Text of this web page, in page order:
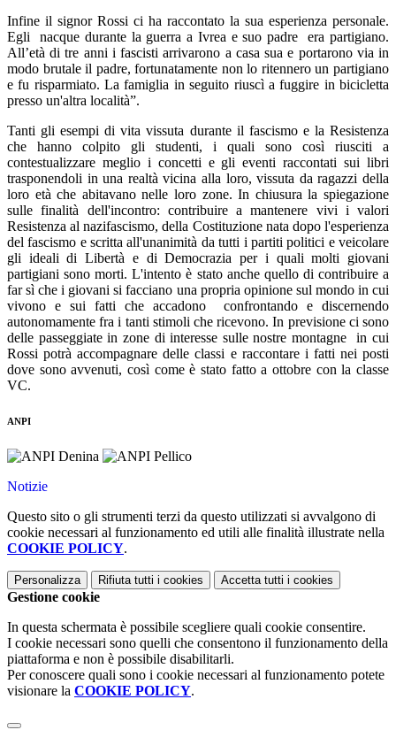
Infine il signor Rossi ci ha raccontato la sua esperienza personale.
Egli nacque durante la guerra a Ivrea e suo padre era partigiano.
All’età di tre anni i fascisti arrivarono a casa sua e portarono via in
modo brutale il padre, fortunatamente non lo ritennero un partigiano
e fu risparmiato. La famiglia in seguito riuscì a fuggire in bicicletta
presso un'altra località”.
Tanti gli esempi di vita vissuta durante il fascismo e la Resistenza
che hanno colpito gli studenti, i quali sono così riusciti a
contestualizzare meglio i concetti e gli eventi raccontati sui libri
trasponendoli in una realtà vicina alla loro, vissuta da ragazzi della
loro età che abitavano nelle loro zone. In chiusura la spiegazione
sulle finalità dell'incontro: contribuire a mantenere vivi i valori
Resistenza al nazifascismo, della Costituzione nata dopo l'esperienza
del fascismo e scritta all'unanimità da tutti i partiti politici e veicolare
gli ideali di Libertà e di Democrazia per i quali molti giovani
partigiani sono morti. L'intento è stato anche quello di contribuire a
far sì che i giovani si facciano una propria opinione sul mondo in cui
vivono e sui fatti che accadono confrontando e discernendo
autonomamente fra i tanti stimoli che ricevono. In previsione ci sono
delle passeggiate in zone di interesse sulle nostre montagne in cui
Rossi potrà accompagnare delle classi e raccontare i fatti nei posti
dove sono avvenuti, così come è stato fatto a ottobre con la classe
VC.
ANPI
Notizie
Questo sito o gli strumenti terzi da questo utilizzati si avvalgono di
cookie necessari al funzionamento ed utili alle finalità illustrate nella
COOKIE POLICY.
Personalizza Rifiuta tutti i cookies Accetta tutti i cookies
Gestione cookie
In questa schermata è possibile scegliere quali cookie consentire.
I cookie necessari sono quelli che consentono il funzionamento della
piattaforma e non è possibile disabilitarli.
Per conoscere quali sono i cookie necessari al funzionamento potete
visionare la COOKIE POLICY.